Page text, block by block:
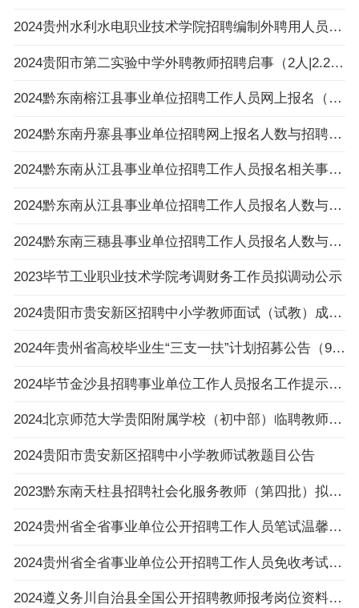
2024贵州水利水电职业技术学院招聘编制外聘用人员面试名单公告
2024贵阳市第二实验中学外聘教师招聘启事（2人|2.26-3.4报名）
2024黔东南榕江县事业单位招聘工作人员网上报名（以缴费为准）不足3:1比例岗位一览表（截止
2024黔东南丹寨县事业单位招聘网上报名人数与招聘岗位计划人数达不到3:1比例岗位公示
2024黔东南从江县事业单位招聘工作人员报名相关事项温馨提示
2024黔东南从江县事业单位招聘工作人员报名人数与招聘岗位计划人数达不到3：1比例岗位（以
2024黔东南三穗县事业单位招聘工作人员报名人数与招聘岗位计划人数达不到3:1比例的岗位公布
2023毕节工业职业技术学院考调财务工作员拟调动公示
2024贵阳市贵安新区招聘中小学教师面试（试教）成绩、总成绩及进入体检人员名单及体检相关
2024年贵州省高校毕业生“三支一扶”计划招募公告（992人|3.6-3.8报名|3.30笔试）
2024毕节金沙县招聘事业单位工作人员报名工作提示的公告
2024北京师范大学贵阳附属学校（初中部）临聘教师招聘公告（4人|2.23-2.29报名）
2024贵阳市贵安新区招聘中小学教师试教题目公告
2023黔东南天柱县招聘社会化服务教师（第四批）拟录用人员名单公示
2024贵州省全省事业单位公开招聘工作人员笔试温馨提示
2024贵州省全省事业单位公开招聘工作人员免收考试费申请提交流程
2024遵义务川自治县全国公开招聘教师报考岗位资料原件审核及体检通知（2.27体检）